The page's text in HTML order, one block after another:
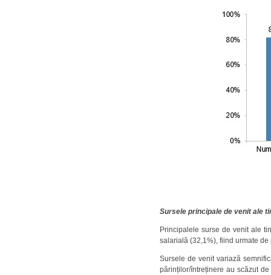
Sursele principale de venit ale
Principalele surse de venit ale
salarială (32,1%), fiind urmate
Sursele de venit variază
părinților/întreținere au scăzut